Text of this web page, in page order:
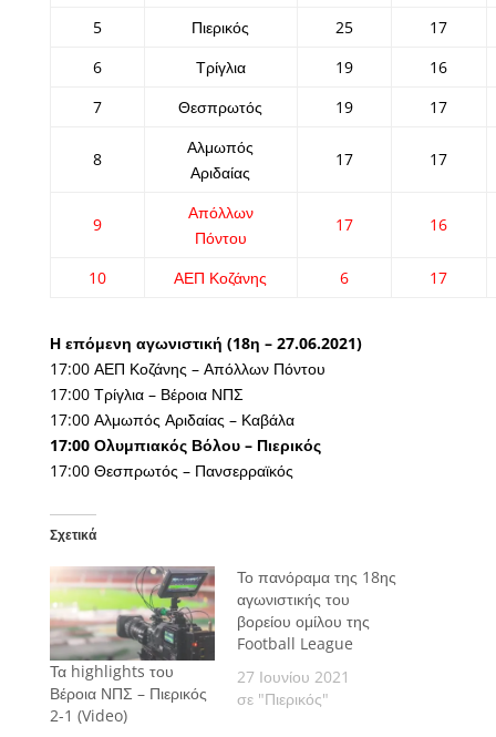
5 Πιερικός 25
17
6
Τρίγλια 19
16
7
Θεσπρωτός 19 17
8
Αλμωπός
Αριδαίας
17 17
9
Απόλλων
Πόντου
17 16
10 ΑΕΠ Κοζάνης 6 17
Η επόμενη αγωνιστική (18η – 27.06.2021)
17:00 ΑΕΠ Κοζάνης – Απόλλων Πόντου
17:00 Τρίγλια – Βέροια ΝΠΣ
17:00 Αλμωπός Αριδαίας – Καβάλα
17:00 Ολυμπιακός Βόλου – Πιερικός
17:00 Θεσπρωτός – Πανσερραϊκός
Σχετικά
Τα highlights του
Βέροια ΝΠΣ – Πιερικός
2-1 (Video)
Το πανόραμα της 18ης
αγωνιστικής του
βορείου ομίλου της
Football League
27 Ιουνίου 2021
σε "Πιερικός"